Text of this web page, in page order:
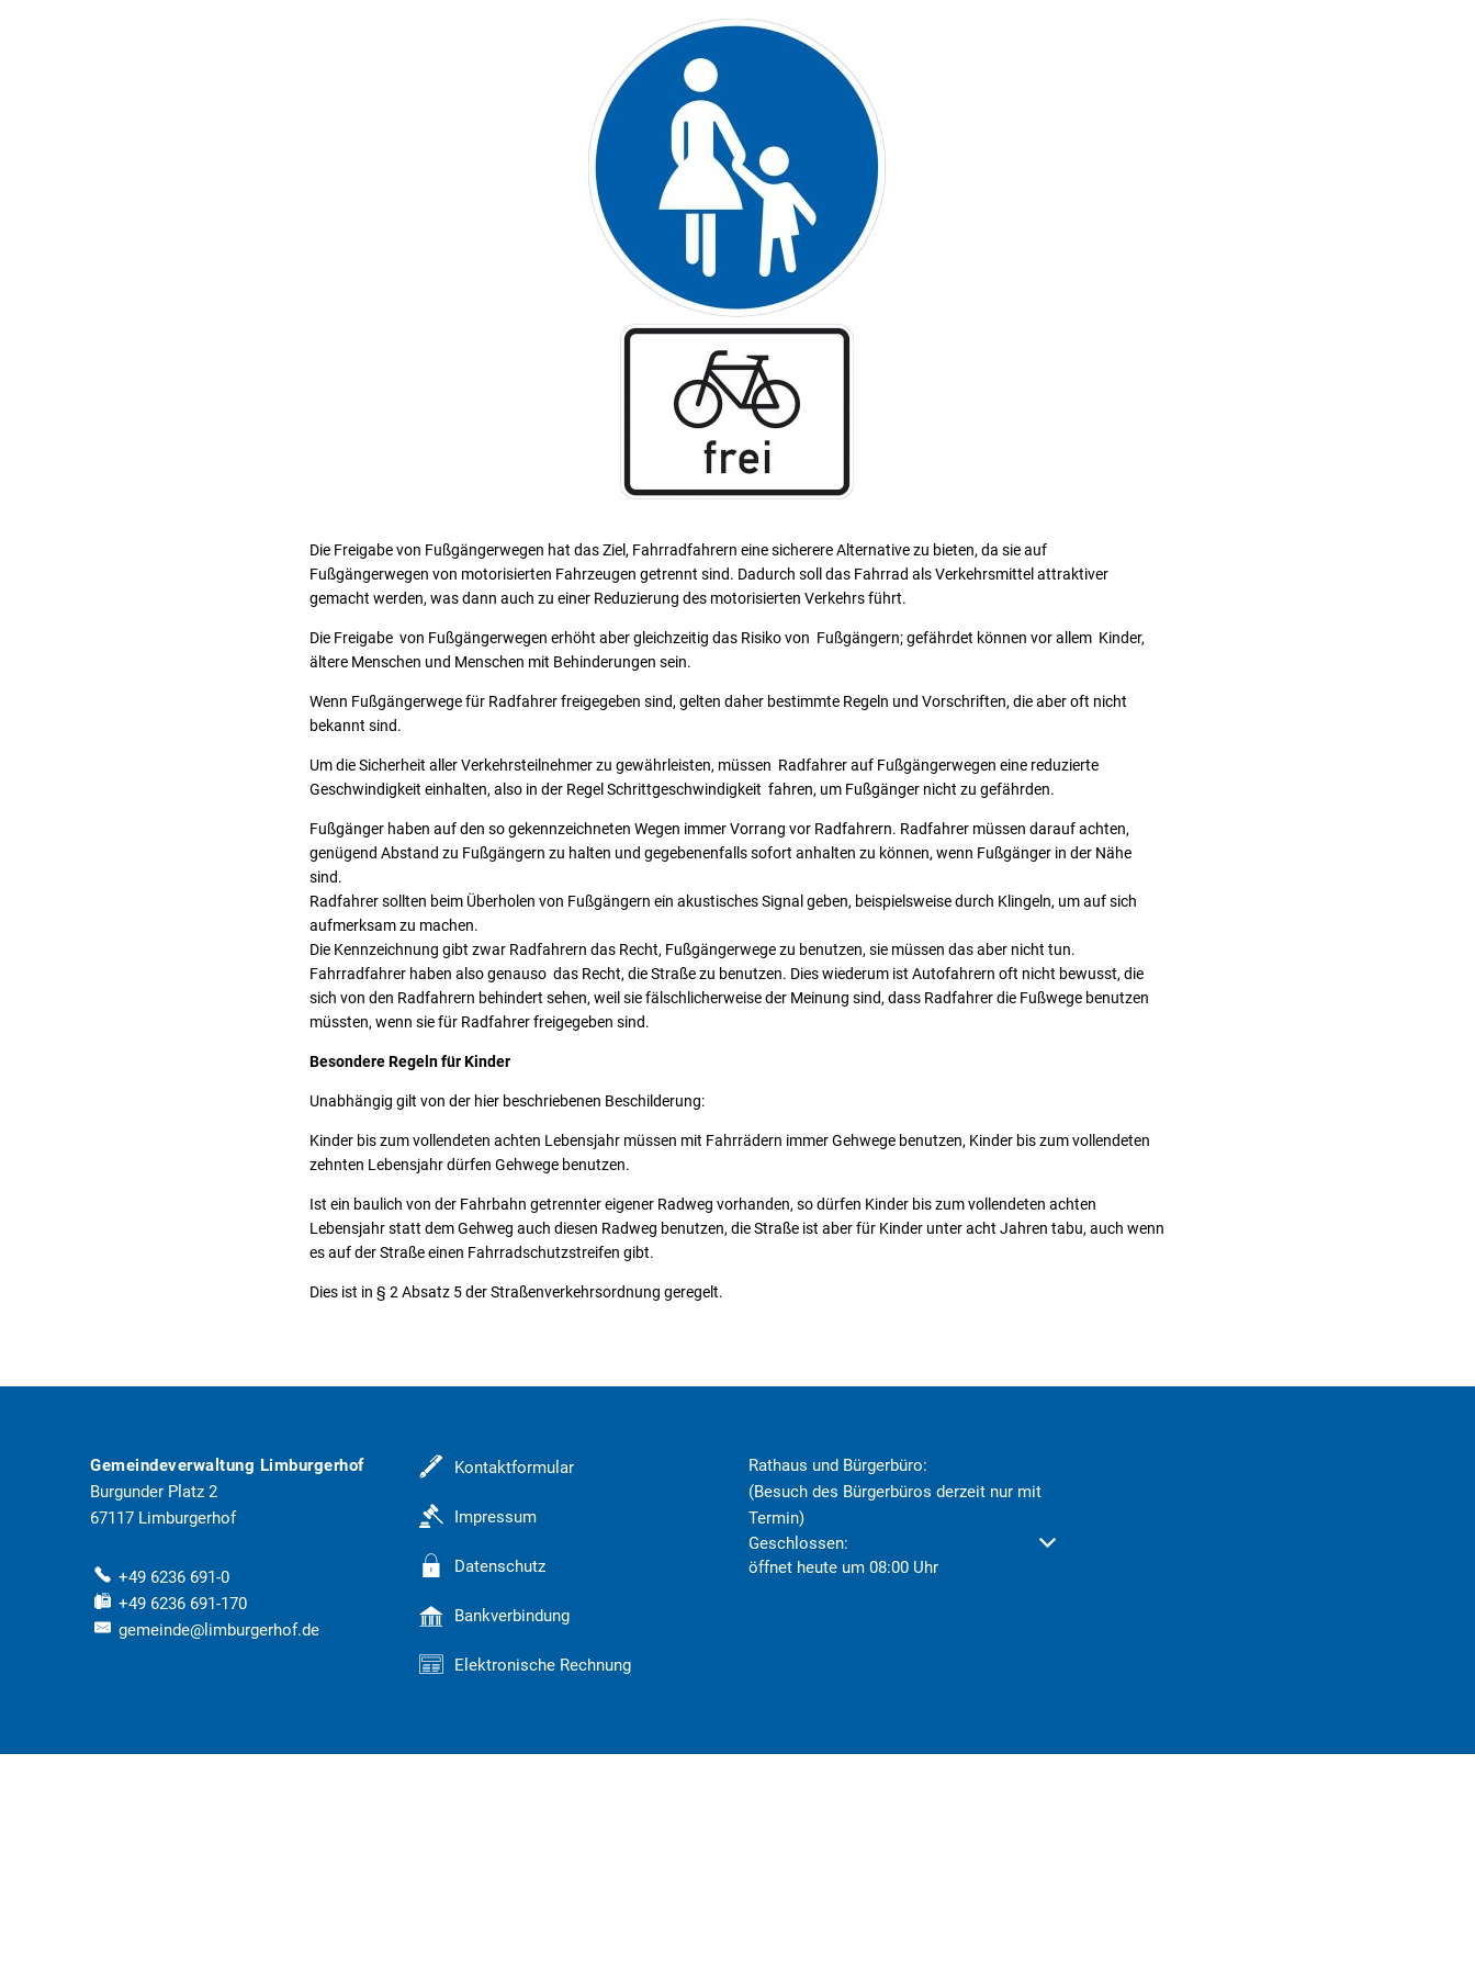
Die Freigabe von Fußgängerwegen hat das Ziel, Fahrradfahrern eine sicherere Alternative zu bieten, da sie auf
Fußgängerwegen von motorisierten Fahrzeugen getrennt sind. Dadurch soll das Fahrrad als Verkehrsmittel attraktiver
gemacht werden, was dann auch zu einer Reduzierung des motorisierten Verkehrs führt.
Die Freigabe von Fußgängerwegen erhöht aber gleichzeitig das Risiko von Fußgängern; gefährdet können vor allem Kinder,
ältere Menschen und Menschen mit Behinderungen sein.
Wenn Fußgängerwege für Radfahrer freigegeben sind, gelten daher bestimmte Regeln und Vorschriften, die aber oft nicht
bekannt sind.
Um die Sicherheit aller Verkehrsteilnehmer zu gewährleisten, müssen Radfahrer auf Fußgängerwegen eine reduzierte
Geschwindigkeit einhalten, also in der Regel Schrittgeschwindigkeit fahren, um Fußgänger nicht zu gefährden.
Fußgänger haben auf den so gekennzeichneten Wegen immer Vorrang vor Radfahrern. Radfahrer müssen darauf achten,
genügend Abstand zu Fußgängern zu halten und gegebenenfalls sofort anhalten zu können, wenn Fußgänger in der Nähe
sind.
Radfahrer sollten beim Überholen von Fußgängern ein akustisches Signal geben, beispielsweise durch Klingeln, um auf sich
aufmerksam zu machen.
Die Kennzeichnung gibt zwar Radfahrern das Recht, Fußgängerwege zu benutzen, sie müssen das aber nicht tun.
Fahrradfahrer haben also genauso das Recht, die Straße zu benutzen. Dies wiederum ist Autofahrern oft nicht bewusst, die
sich von den Radfahrern behindert sehen, weil sie fälschlicherweise der Meinung sind, dass Radfahrer die Fußwege benutzen
müssten, wenn sie für Radfahrer freigegeben sind.
Besondere Regeln für Kinder
Unabhängig gilt von der hier beschriebenen Beschilderung:
Kinder bis zum vollendeten achten Lebensjahr müssen mit Fahrrädern immer Gehwege benutzen, Kinder bis zum vollendeten
zehnten Lebensjahr dürfen Gehwege benutzen.
Ist ein baulich von der Fahrbahn getrennter eigener Radweg vorhanden, so dürfen Kinder bis zum vollendeten achten
Lebensjahr statt dem Gehweg auch diesen Radweg benutzen, die Straße ist aber für Kinder unter acht Jahren tabu, auch wenn
es auf der Straße einen Fahrradschutzstreifen gibt.
Dies ist in § 2 Absatz 5 der Straßenverkehrsordnung geregelt.
Gemeindeverwaltung Limburgerhof
Burgunder Platz 2
67117 Limburgerhof
+49 6236 691-0
+49 6236 691-170
gemeinde@limburgerhof.de
Kontaktformular
Impressum
Datenschutz
Bankverbindung
Elektronische Rechnung
Rathaus und Bürgerbüro:
(Besuch des Bürgerbüros derzeit nur mit
Termin)
Klicken, um weitere Öffnungs- oder Schließzeiten auszublenden
Geschlossen:
öffnet heute um 08:00 Uhr